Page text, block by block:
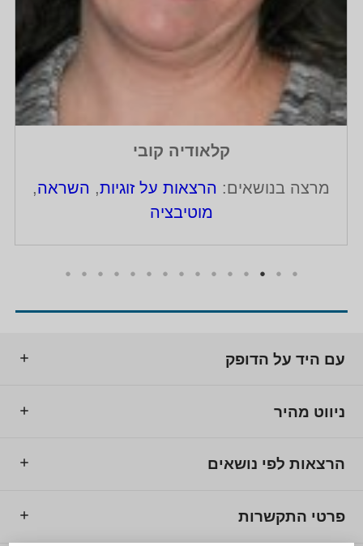
קלאודיה קובי
מרצה בנושאים: הרצאות על זוגיות, השראה,
מוטיבציה
עם היד על הדופק
ניווט מהיר
הרצאות לפי נושאים
פרטי התקשרות